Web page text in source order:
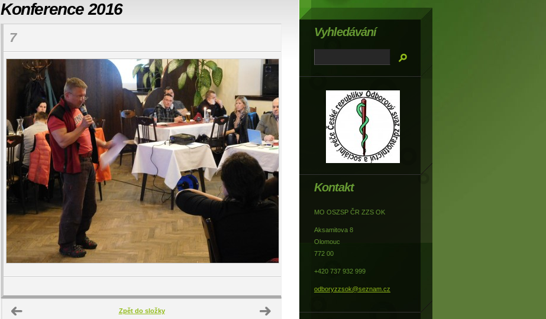
Konference 2016
7
Zpět do složky
Kontakt
MO OSZSP ČR ZZS OK
Aksamitova 8
Olomouc
772 00
+420 737 932 999
odboryzzsok@seznam.cz
Vyhledávání